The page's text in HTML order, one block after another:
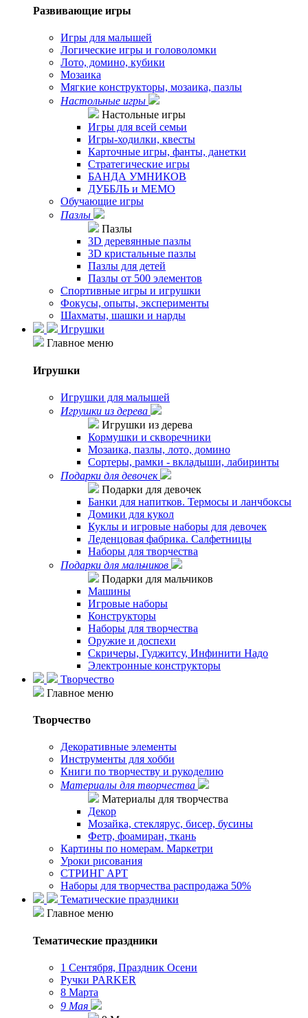
Развивающие игры
Игры для малышей
Логические игры и головоломки
Лото, домино, кубики
Мозаика
Мягкие конструкторы, мозаика, пазлы
Настольные игры
Настольные игры
Игры для всей семьи
Игры-ходилки, квесты
Карточные игры, фанты, данетки
Стратегические игры
БАНДА УМНИКОВ
ДУББЛЬ и МЕМО
Обучающие игры
Пазлы
Пазлы
3D деревянные пазлы
3D кристальные пазлы
Пазлы для детей
Пазлы от 500 элементов
Спортивные игры и игрушки
Фокусы, опыты, эксперименты
Шахматы, шашки и нарды
Игрушки
Главное меню
Игрушки
Игрушки для малышей
Игрушки из дерева
Игрушки из дерева
Кормушки и скворечники
Мозаика, пазлы, лото, домино
Сортеры, рамки - вкладыши, лабиринты
Подарки для девочек
Подарки для девочек
Банки для напитков. Термосы и ланчбоксы
Домики для кукол
Куклы и игровые наборы для девочек
Леденцовая фабрика. Салфетницы
Наборы для творчества
Подарки для мальчиков
Подарки для мальчиков
Машины
Игровые наборы
Конструкторы
Наборы для творчества
Оружие и доспехи
Скричеры, Гуджитсу, Инфинити Надо
Электронные конструкторы
Творчество
Главное меню
Творчество
Декоративные элементы
Инструменты для хобби
Книги по творчеству и рукоделию
Материалы для творчества
Материалы для творчества
Декор
Мозайка, стеклярус, бисер, бусины
Фетр, фоамиран, ткань
Картины по номерам. Маркетри
Уроки рисования
СТРИНГ АРТ
Наборы для творчества распродажа 50%
Тематические праздники
Главное меню
Тематические праздники
1 Сентября, Праздник Осени
Ручки PARKER
8 Марта
9 Мая